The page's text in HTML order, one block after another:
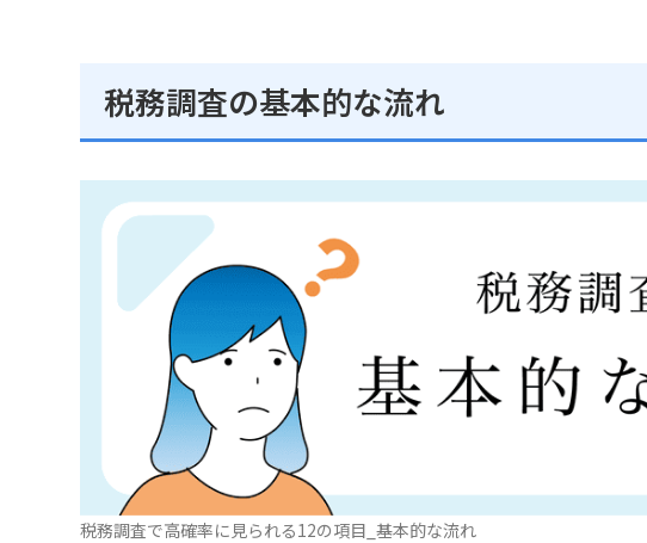
税務調査の基本的な流れ
税務調査で高確率に見られる12の項目_基本的な流れ